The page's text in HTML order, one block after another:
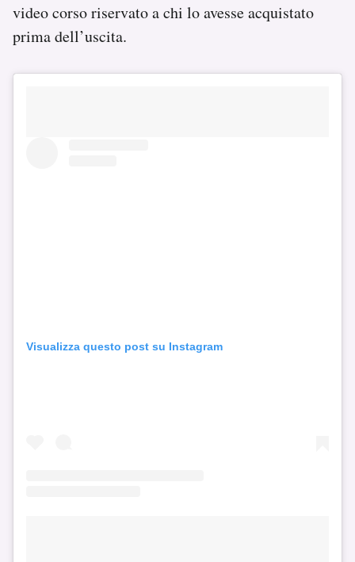
video corso riservato a chi lo avesse acquistato
prima dell’uscita.
Visualizza questo post su Instagram